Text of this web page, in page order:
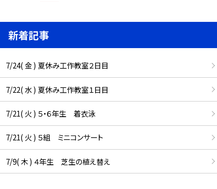
新着記事
7/24( 金 ) 夏休み工作教室２日目
7/22( 水 ) 夏休み工作教室１日目
7/21( 火 ) ５・６年生 着衣泳
7/21( 火 ) ５組 ミニコンサート
7/9( 木 ) ４年生 芝生の植え替え